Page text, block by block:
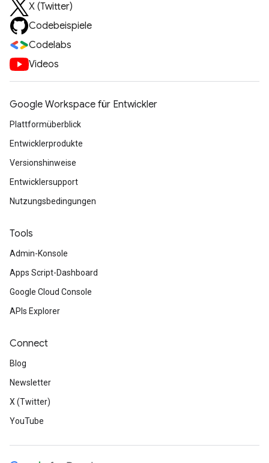
X (Twitter)
Codebeispiele
Codelabs
Videos
Google Workspace für Entwickler
Plattformüberblick
Entwicklerprodukte
Versionshinweise
Entwicklersupport
Nutzungsbedingungen
Tools
Admin-Konsole
Apps Script-Dashboard
Google Cloud Console
APIs Explorer
Connect
Blog
Newsletter
X (Twitter)
YouTube